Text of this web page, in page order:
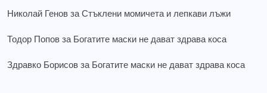
Николай Генов заСтъклени момичета и лепкави лъжи
Тодор Попов за Богатите маски не дават здрава коса
Здравко Борисов за Богатите маски не дават здрава коса